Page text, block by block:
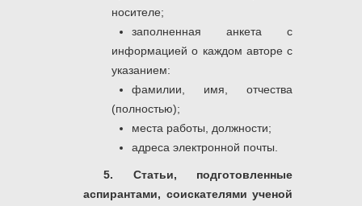
носителе;
заполненная анкета с
информацией о каждом авторе с
указанием:
фамилии, имя, отчества
(полностью);
места работы, должности;
адреса электронной почты.
5. Статьи, подготовленные
аспирантами, соискателями ученой